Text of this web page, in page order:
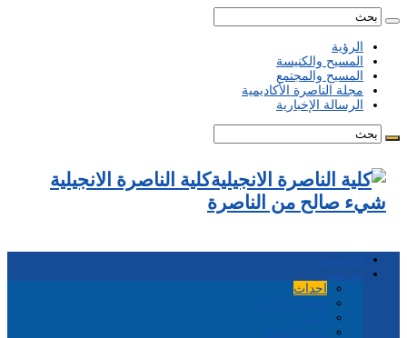
الرؤية
المسيح والكنيسة
المسيح والمجتمع
مجلة الناصرة الأكاديمية
الرسالة الإخبارية
كلية الناصرة الانجيلية
شيء صالح من الناصرة
احداث